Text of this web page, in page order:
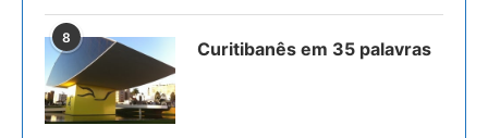
8
Curitibanês em 35 palavras